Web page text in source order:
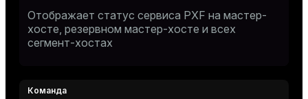
Отображает статус сервиса PXF на мастер-
хосте, резервном мастер-хосте и всех
сегмент-хостах